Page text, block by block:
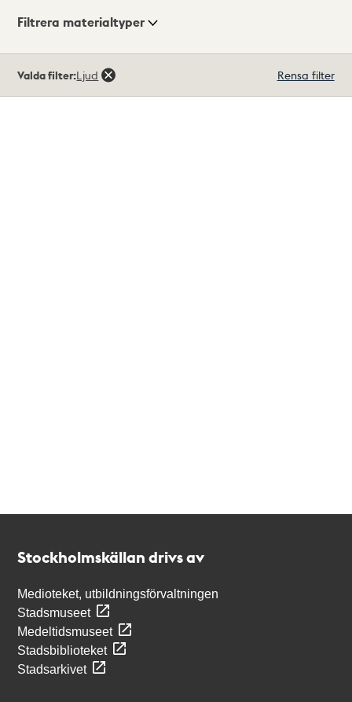
Visningsläge
Filtrera materialtyper
träffar
Valda filter:Ljud Rensa filter
Stockholmskällan drivs av
Medioteket, utbildningsförvaltningen
Stadsmuseet
Medeltidsmuseet
Stadsbiblioteket
Stadsarkivet